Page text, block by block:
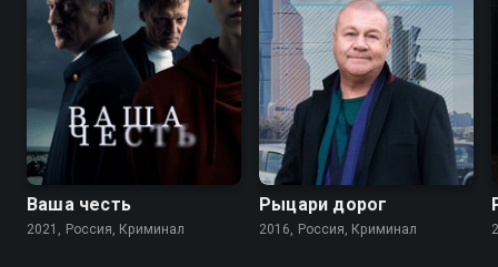
8.2 7.2
Ваша честь
2021, Россия, Криминал
Рыцари дорог
2016, Россия, Криминал